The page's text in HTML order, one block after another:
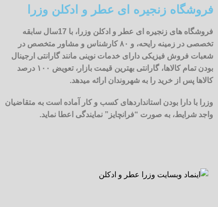
فروشگاه زنجیره ای عطر و ادکلن وزرا
فروشگاه های زنجیره ای عطر و ادکلن وزرا، با 17سال سابقه
تخصصی در زمینه رایحه، و ۸۰ کارشناس و مشاور متخصص در
شعبات فروش فیزیکی دارای خدمات نوینی مانند گارانتی ارجینال
بودن تمام کالاها، گارانتی بهترین قیمت بازار، تعویض ۱۰۰ درصد
کالاها پس از خرید را به شهروندان ارائه میدهد.
وزرا با دارا بودن استانداردهای کسب و کار آماده است به متقاضیان
واجد شرایط، به صورت “فرانچایز” نمایندگی اعطا نماید.